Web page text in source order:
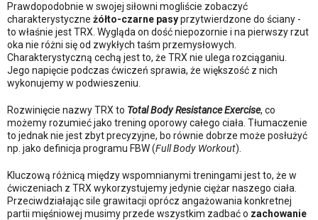
Prawdopodobnie w swojej siłowni mogliście zobaczyć
charakterystyczne żółto-czarne pasyprzytwierdzone do ściany -
to właśnie jest TRX. Wygląda on dość niepozornie i na pierwszy rzut
oka nie różni się od zwykłych taśm przemysłowych.
Charakterystyczną cechą jest to, że TRX nie ulega rozciąganiu.
Jego napięcie podczas ćwiczeń sprawia, że większość z nich
wykonujemy w podwieszeniu.
Rozwinięcie nazwy TRX to Total Body Resistance Exercise, co
możemy rozumieć jako trening oporowy całego ciała. Tłumaczenie
to jednak nie jest zbyt precyzyjne, bo równie dobrze może posłużyć
np. jako definicja programu FBW (Full Body Workout).
Kluczową różnicą między wspomnianymi treningami jest to, że w
ćwiczeniach z TRX wykorzystujemy jedynie ciężar naszego ciała.
Przeciwdziałając sile grawitacji oprócz angażowania konkretnej
partii mięśniowej musimy przede wszystkim zadbać o zachowanie